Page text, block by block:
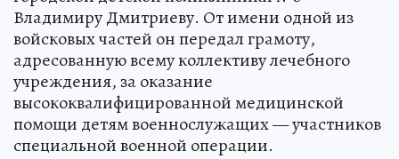
Владимиру Дмитриеву. От имени одной из
войсковых частей он передал грамоту,
адресованную всему коллективу лечебного
учреждения, за оказание
высококвалифицированной медицинской
помощи детям военнослужащих — участников
специальной военной операции.